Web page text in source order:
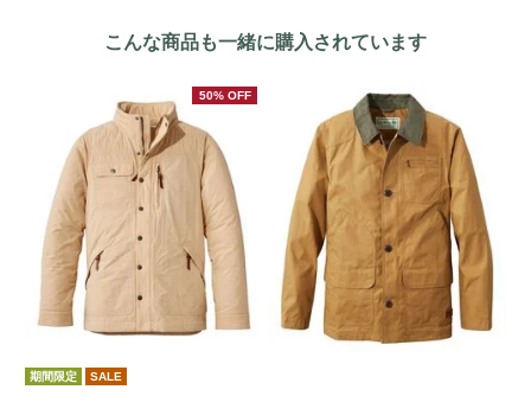
こんな商品も一緒に購入されています
50% OFF
期間限定 SALE